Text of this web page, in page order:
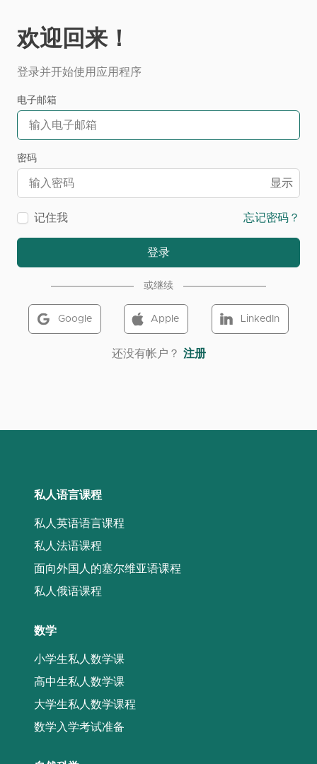
欢迎回来！
登录并开始使用应用程序
电子邮箱
密码
显示
记住我 忘记密码？
登录
或继续
Google Apple LinkedIn
‌还没有帐户？ 注册
私人语言课程
私人英语语言课程
私人法语课程
面向外国人的塞尔维亚语课程
私人俄语课程
数学
小学生私人数学课
高中生私人数学课
大学生私人数学课程
数学入学考试准备